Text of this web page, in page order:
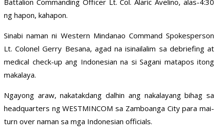
Battalion Commanding Officer Lt. Col. Alaric Avelino, alas-4:30
ng hapon, kahapon.
Sinabi naman ni Western Mindanao Command Spokesperson
Lt. Colonel Gerry Besana, agad na isinailalim sa debriefing at
medical check-up ang Indonesian na si Sagani matapos itong
makalaya.
Ngayong araw, nakatakdang dalhin ang nakalayang bihag sa
headquarters ng WESTMINCOM sa Zamboanga City para mai-
turn over naman sa mga Indonesian officials.